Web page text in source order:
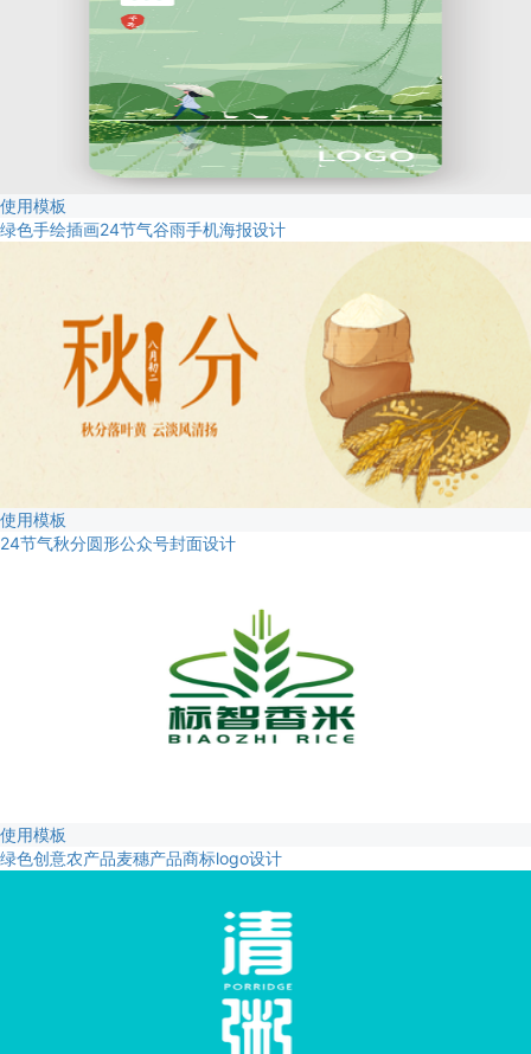
使用模板
绿色手绘插画24节气谷雨手机海报设计
使用模板
24节气秋分圆形公众号封面设计
使用模板
绿色创意农产品麦穗产品商标logo设计